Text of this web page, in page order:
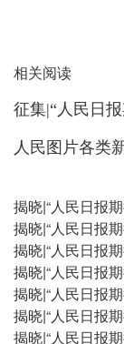
相关阅读
征集|“人民日
人民图片各类
揭晓|“人民日报
揭晓|“人民日报
揭晓|“人民日报
揭晓|“人民日报
揭晓|“人民日报
揭晓|“人民日报
揭晓|“人民日报